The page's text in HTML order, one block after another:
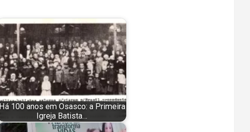
Há 100 anos em Osasco: a Primeira
Igreja Batista…